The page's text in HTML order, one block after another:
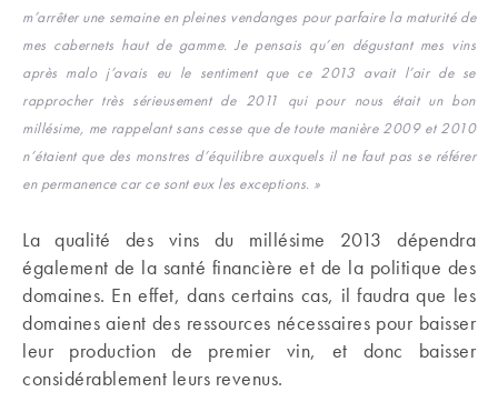
m’arrêter une semaine en pleines vendanges pour parfaire la maturité de
mes cabernets haut de gamme. Je pensais qu’en dégustant mes vins
après malo j’avais eu le sentiment que ce 2013 avait l’air de se
rapprocher très sérieusement de 2011 qui pour nous était un bon
millésime, me rappelant sans cesse que de toute manière 2009 et 2010
n’étaient que des monstres d’équilibre auxquels il ne faut pas se référer
en permanence car ce sont eux les exceptions. »
La qualité des vins du millésime 2013 dépendra
également de la santé financière et de la politique des
domaines. En effet, dans certains cas, il faudra que les
domaines aient des ressources nécessaires pour baisser
leur production de premier vin, et donc baisser
considérablement leurs revenus.